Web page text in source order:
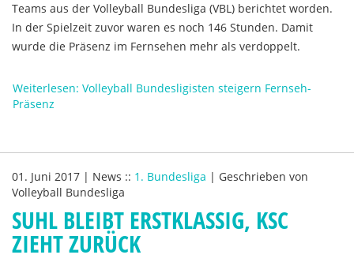
Teams aus der Volleyball Bundesliga (VBL) berichtet worden.
In der Spielzeit zuvor waren es noch 146 Stunden. Damit
wurde die Präsenz im Fernsehen mehr als verdoppelt.
Weiterlesen: Volleyball Bundesligisten steigern Fernseh-
Präsenz
01. Juni 2017 | News :: 1. Bundesliga | Geschrieben von
Volleyball Bundesliga
SUHL BLEIBT ERSTKLASSIG, KSC
ZIEHT ZURÜCK